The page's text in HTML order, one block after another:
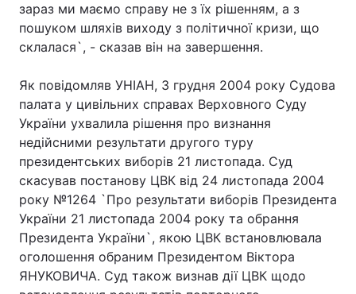
Економіка Світ
Техно і зв'язок Лайт
Зброя Інциденти
Здоров'я Туризм
Цікавинки Погода
Екологія Регіони
Лонгріди
зараз ми маємо справу не з їх рішенням, а з
пошуком шляхів виходу з політичної кризи, що
склалася`, - сказав він на завершення.
Як повідомляв УНІАН, 3 грудня 2004 року Судова
палата у цивільних справах Верховного Суду
України ухвалила рішення про визнання
недійсними результати другого туру
президентських виборів 21 листопада. Суд
скасував постанову ЦВК від 24 листопада 2004
року №1264 `Про результати виборів Президента
України 21 листопада 2004 року та обрання
Президента України`, якою ЦВК встановлювала
оголошення обраним Президентом Віктора
ЯНУКОВИЧА. Суд також визнав дії ЦВК щодо